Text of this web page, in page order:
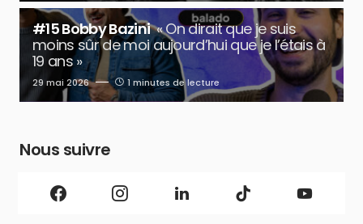
#15 Bobby Bazini « On dirait que je suis
moins sûr de moi aujourd’hui que je l’étais à
19 ans »
29 mai 2026 1 minutes de lecture
Nous suivre